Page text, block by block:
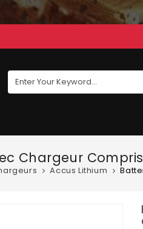
Chargeur Compris
Accus Lithium